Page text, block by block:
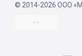
© 2014-2026 ООО